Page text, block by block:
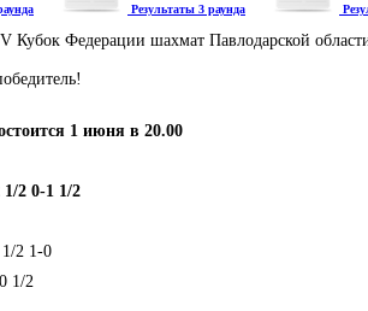
Результаты 3 раунда
Кубок Федерации шахмат Павлодарской
1 июня в 20.00
2 0-1 1/2
2 1-0
1/2